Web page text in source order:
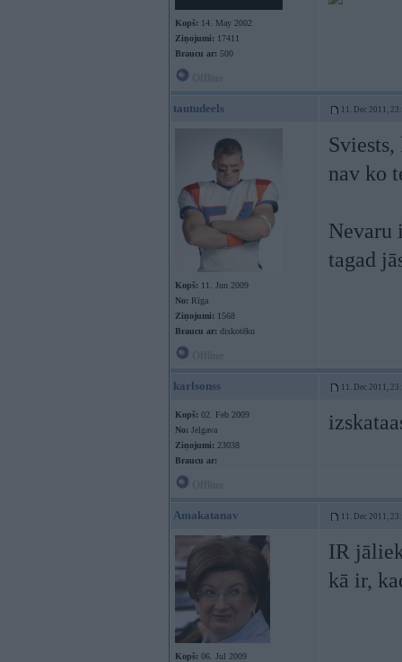
Kopš: 14. May 2002
Ziņojumi: 17411
Braucu ar: 500
tautudeels 11. Dec 2011,
Kopš: 11. Jun 2009
No: Rīga
Ziņojumi: 1568
Braucu ar: diskotēku
nav ko
Nevaru
tagad
karlsonss 11. Dec 2011,
Kopš: 02. Feb 2009
No: Jelgava
Ziņojumi: 23038
Braucu ar:
Amakatanav 11. Dec 2011,
Kopš: 06. Jul 2009
IR
kā ir,